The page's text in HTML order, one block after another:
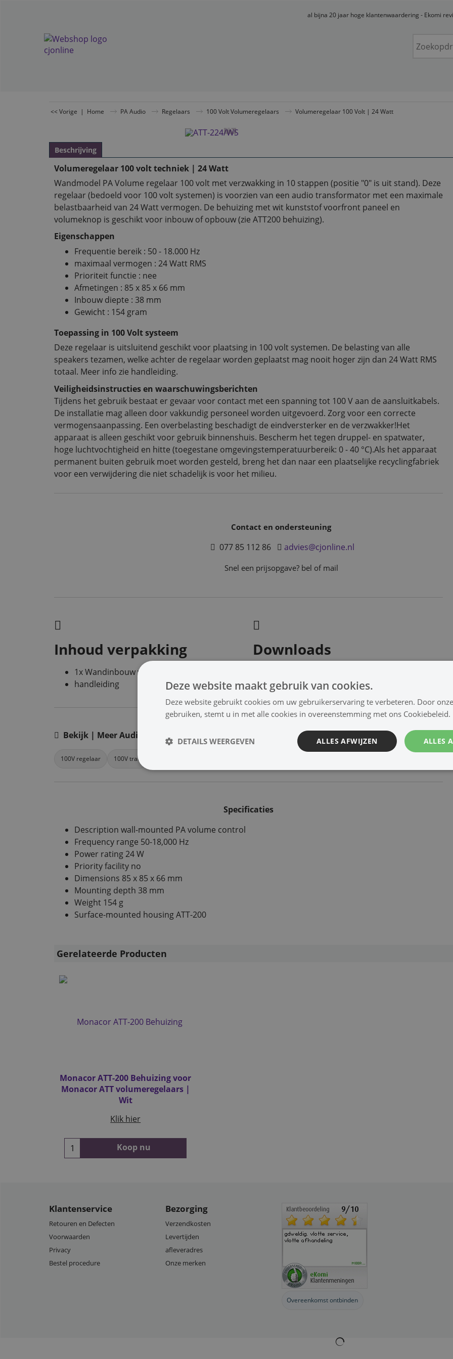
al bijna 20 jaar hoge klantenwaardering - Ekomi
<< Vorige | Home PA Audio Regelaars 100 Volt Volumeregelaars Volumeregelaar 100 Volt | 24 Watt
Beschrijving
Volumeregelaar 100 volt techniek | 24 Watt
Wandmodel PA Volume regelaar 100 volt met verzwakking in 10 stappen (positie "0" is uit stand). Deze
regelaar (bedoeld voor 100 volt systemen) is voorzien van een audio transformator met een maximale
belastbaarheid van 24 Watt vermogen. De behuizing met wit kunststof voorfront paneel en
volumeknop is geschikt voor inbouw of opbouw (zie ATT200 behuizing).
Eigenschappen
Frequentie bereik : 50 - 18.000 Hz
maximaal vermogen : 24 Watt RMS
Prioriteit functie : nee
Afmetingen : 85 x 85 x 66 mm
Inbouw diepte : 38 mm
Gewicht : 154 gram
Toepassing in 100 Volt systeem
Deze regelaar is uitsluitend geschikt voor plaatsing in 100 volt systemen. De belasting van alle
speakers tezamen, welke achter de regelaar worden geplaatst mag nooit hoger zijn dan 24 Watt RMS
totaal. Meer info zie handleiding.
Veiligheidsinstructies en waarschuwingsberichten
Tijdens het gebruik bestaat er gevaar voor contact met een spanning tot 100 V aan de aansluitkabels.
De installatie mag alleen door vakkundig personeel worden uitgevoerd. Zorg voor een correcte
vermogensaanpassing. Een overbelasting beschadigt de eindversterker en de verzwakker!Het
apparaat is alleen geschikt voor gebruik binnenshuis. Bescherm het tegen druppel- en spatwater,
hoge luchtvochtigheid en hitte (toegestane omgevingstemperatuurbereik: 0 - 40 °C).Als het apparaat
permanent buiten gebruik moet worden gesteld, breng het dan naar een plaatselijke recyclingfabriek
voor een verwijdering die niet schadelijk is voor het milieu.
Contact en ondersteuning
077 85 112 86 advies@cjonline.nl
Snel een prijsopgave? bel of mail
Inhoud verpakking
1x Wandinbouw volumeregelaar
handleiding
Downloads
Bekijk | Meer Audio
100V regelaar 100V trafo
Specificaties
Description wall-mounted PA volume control
Frequency range 50-18,000 Hz
Power rating 24 W
Priority facility no
Dimensions 85 x 85 x 66 mm
Mounting depth 38 mm
Weight 154 g
Surface-mounted housing ATT-200
Gerelateerde Producten
Monacor ATT-200 Behuizing voor
Monacor ATT volumeregelaars |
Wit
Klik hier
Koop nu
Klantenservice
Retouren en Defecten
Voorwaarden
Privacy
Bestel procedure
Bezorging
Verzendkosten
Levertijden
afleveradres
Onze merken
Overeenkomst ontbinden
Deze website maakt gebruik van cookies.
Deze website gebruikt cookies om uw gebruikerservaring te verbeteren. Door
gebruiken, stemt u in met alle cookies in overeenstemming met ons Cookiebeleid.
ALLES
ALLES AFWIJZEN
DETAILS WEERGEVEN